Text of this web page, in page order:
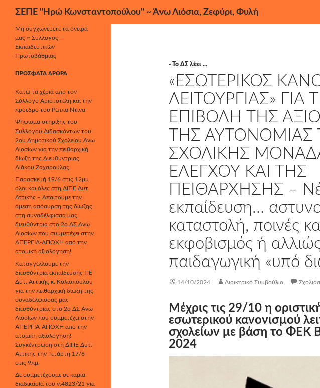
Μετάβαση
περιεχόμενο
ΣΕΠΕ "Ηρώ Κωνσταντοπούλου" ~ Άνω Λιόσια, Ζεφύρι, Φυλή
- Το ΔΣ λέει ...
«ΕΣΩΤΕΡΙΚΟΣ
ΛΕΙΤΟΥΡΓΙΑΣ» ΓΙΑ
ΕΠΙΒΟΛH ΤΗΣ
ΤΗΣ ΑΥΤΟΝOΜΙΑΣ
ΣΧΟΛΙΚHΣ
ΕΛΕΓΧΟΥ ΚΑΙ ΤΗΣ
ΠΕΙΘΑΡΧHΣΗΣ –
εκπαίδευση…
καταστολή, ποινές
εκφοβισμός ή
παιδαγωγική «υπό
14/10/2024 Διοικητικό Συμβούλιο
Μέχρις τις 29/10 η
εσωτερικού κανονισμού
σχολείων με βάση το ΦΕΚ
2024
Μη συγχωνεύετε τα όνειρά
μας ~ Σύλλογος
Εκπαιδευτικών
Πρωτοβάθμιας
ΠΡΌΣΦΑΤΑ ΆΡΘΡΑ
Κάτω τα χέρια από τον
Σύλλογο Αριστοτέλη και την
πρόεδρό του Ρέππα Ντίνα
Ψήφισμα στήριξης του
Συλλόγου Διδασκόντων του
2ου Δημοτικού Σχολείου Άνω
Λιοσίων για την πειθαρχική
δίωξη της Διευθύντριας
Λιάκου Ζαχαρούλας
Παρασκευή 19/6 στις 12μμ
όλοι και όλες στη ΔΙΠΕ Δυτ.
Αττικής – Απαιτούμε την
άμεση απόσυρση της δίωξης
στη συναδέλφισσα μας
διευθύντρια στο 2ο ΔΣ Άνω
Λιοσίων που συμμετέχει στην
ΑΠΕΡΓΙΑ-ΑΠΟΧΗ από την
ατομική αξιολόγηση!
Καταγγέλλουμε την
διευθύντρια εκπαίδευσης ΠΕ
Δυτ. Αττικής κ. Κολιοπούλου
για την πειθαρχική δίωξη της
συναδέλφισσας μας
διευθύντριας στο 2ο ΔΣ Άνω
Λιοσίων που συμμετέχει στην
ΑΠΕΡΓΙΑ-ΑΠΟΧΗ από την
ατομική αξιολόγηση!
Συγκέντρωση στη ΔΙΠΕ Δυτ.
Αττικής την Τετάρτη 17/6
στις 9πμ
Δε συμμετέχουμε σε καμία
διαδικασία του ν.4823/21 για